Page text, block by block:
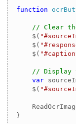
function
// Clear
    $(
    $(
    $(
// Display
var
    $(